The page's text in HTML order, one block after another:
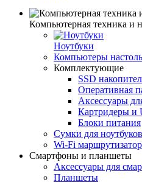
Компьютерная техника и
Ноутбуки
Компьютеры
Комплектующие
SSD
Оперативная
Аксессуары
Картридеры и
Блоки питания
Сумки для ноутбуков
Wi-Fi
Смартфоны и планшеты
Аксессуары для
Планшеты